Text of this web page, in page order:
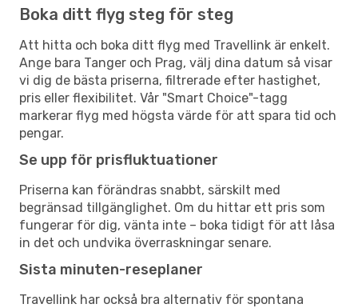
Boka ditt flyg steg för steg
Att hitta och boka ditt flyg med Travellink är enkelt.
Ange bara Tanger och Prag, välj dina datum så visar
vi dig de bästa priserna, filtrerade efter hastighet,
pris eller flexibilitet. Vår "Smart Choice"-tagg
markerar flyg med högsta värde för att spara tid och
pengar.
Se upp för prisfluktuationer
Priserna kan förändras snabbt, särskilt med
begränsad tillgänglighet. Om du hittar ett pris som
fungerar för dig, vänta inte – boka tidigt för att låsa
in det och undvika överraskningar senare.
Sista minuten-reseplaner
Travellink har också bra alternativ för spontana